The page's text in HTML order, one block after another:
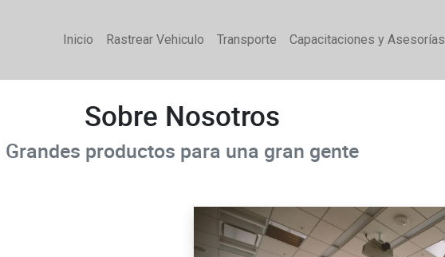
Inicio Rastrear Vehiculo Transporte Capacitaciones y Asesorías
Sobre Nosotros
Grandes productos para una gran gente